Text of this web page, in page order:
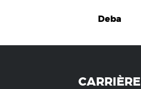
Deba
CARRIÈRE